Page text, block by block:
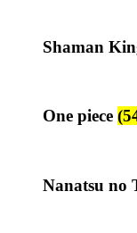
Shaman
One piece
Nanatsu no